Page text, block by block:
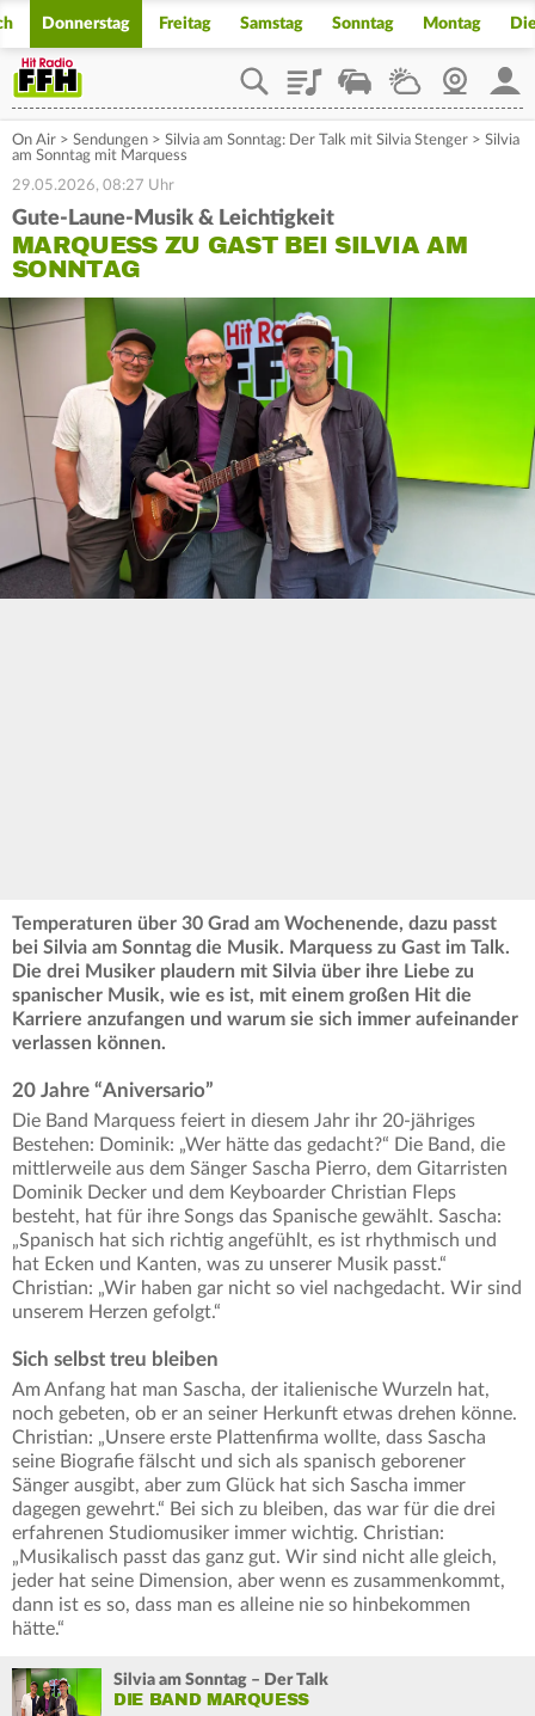
Donnerstag Freitag Samstag Sonntag Montag
PlaylistStaupilotWetterWebcam
On Air > Sendungen > Silvia am Sonntag: Der Talk mit Silvia Stenger > Silvia
am Sonntag mit Marquess
29.05.2026, 08:27 Uhr
Gute-Laune-Musik & Leichtigkeit
MARQUESS ZU GAST BEI SILVIA AM
SONNTAG
Temperaturen über 30 Grad am Wochenende, dazu passt
bei Silvia am Sonntag die Musik. Marquess zu Gast im Talk.
Die drei Musiker plaudern mit Silvia über ihre Liebe zu
spanischer Musik, wie es ist, mit einem großen Hit die
Karriere anzufangen und warum sie sich immer aufeinander
verlassen können.
20 Jahre “Aniversario”
Die Band Marquess feiert in diesem Jahr ihr 20-jähriges
Bestehen: Dominik: „Wer hätte das gedacht?“ Die Band, die
mittlerweile aus dem Sänger Sascha Pierro, dem Gitarristen
Dominik Decker und dem Keyboarder Christian Fleps
besteht, hat für ihre Songs das Spanische gewählt. Sascha:
„Spanisch hat sich richtig angefühlt, es ist rhythmisch und
hat Ecken und Kanten, was zu unserer Musik passt.“
Christian: „Wir haben gar nicht so viel nachgedacht. Wir sind
unserem Herzen gefolgt.“
Sich selbst treu bleiben
Am Anfang hat man Sascha, der italienische Wurzeln hat,
noch gebeten, ob er an seiner Herkunft etwas drehen könne.
Christian: „Unsere erste Plattenfirma wollte, dass Sascha
seine Biografie fälscht und sich als spanisch geborener
Sänger ausgibt, aber zum Glück hat sich Sascha immer
dagegen gewehrt.“ Bei sich zu bleiben, das war für die drei
erfahrenen Studiomusiker immer wichtig. Christian:
„Musikalisch passt das ganz gut. Wir sind nicht alle gleich,
jeder hat seine Dimension, aber wenn es zusammenkommt,
dann ist es so, dass man es alleine nie so hinbekommen
hätte.“
Silvia am Sonntag – Der Talk
DIE BAND MARQUESS